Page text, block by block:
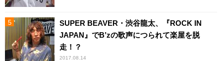
SUPER BEAVER・渋谷龍太、『ROCK IN
JAPAN』でB’zの歌声につられて楽屋を脱
走！？
2017.08.14